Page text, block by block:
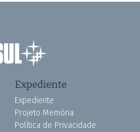
Expediente
Expediente
Projeto Memória
Política de Privacidade